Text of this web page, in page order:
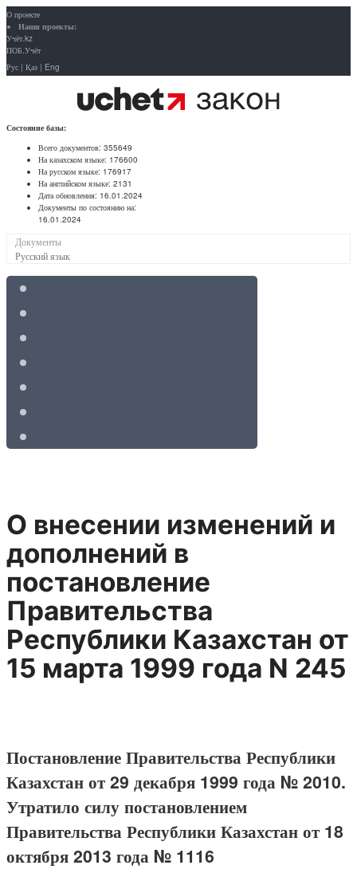
О проекте
Наши проекты:
Учёт.kz
ПОБ.Учёт
Рус | Қаз | Eng
Состояние базы:
Всего документов: 355649
На казахском языке: 176600
На русском языке: 176917
На английском языке: 2131
Дата обновления: 16.01.2024
Документы по состоянию на:
16.01.2024
Документы
Русский язык
О внесении изменений и
дополнений в
постановление
Правительства
Республики Казахстан от
15 марта 1999 года N 245
Постановление Правительства Республики
Казахстан от 29 декабря 1999 года № 2010.
Утратило силу постановлением
Правительства Республики Казахстан от 18
октября 2013 года № 1116